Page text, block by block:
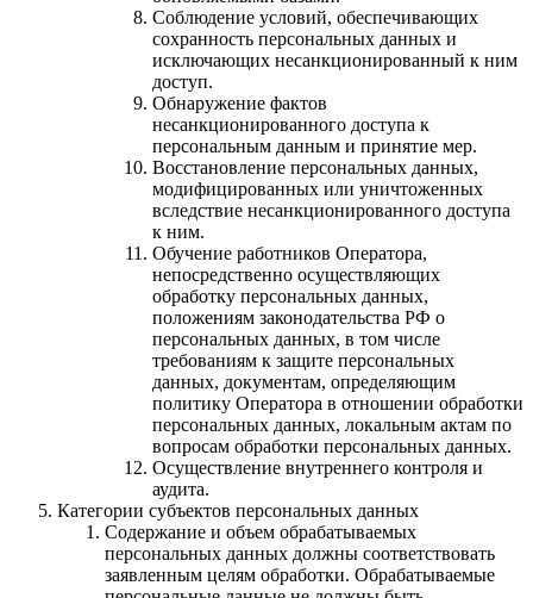
Соблюдение условий, обеспечивающих
сохранность персональных данных и
исключающих несанкционированный к ним
доступ.
Обнаружение фактов
несанкционированного доступа к
персональным данным и принятие мер.
Восстановление персональных данных,
модифицированных или уничтоженных
вследствие несанкционированного доступа
к ним.
Обучение работников Оператора,
непосредственно осуществляющих
обработку персональных данных,
положениям законодательства РФ о
персональных данных, в том числе
требованиям к защите персональных
данных, документам, определяющим
политику Оператора в отношении обработки
персональных данных, локальным актам по
вопросам обработки персональных данных.
Осуществление внутреннего контроля и
аудита.
Категории субъектов персональных данных
Содержание и объем обрабатываемых
персональных данных должны соответствовать
заявленным целям обработки. Обрабатываемые